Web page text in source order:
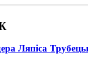
Ляпіса